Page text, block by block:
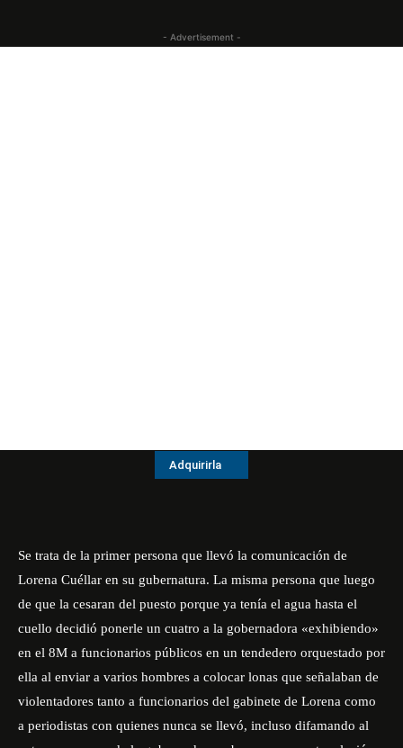
- Advertisement -
Adquirirla
Se trata de la primer persona que llevó la comunicación de
Lorena Cuéllar en su gubernatura. La misma persona que luego
de que la cesaran del puesto porque ya tenía el agua hasta el
cuello decidió ponerle un cuatro a la gobernadora «exhibiendo»
en el 8M a funcionarios públicos en un tendedero orquestado por
ella al enviar a varios hombres a colocar lonas que señalaban de
violentadores tanto a funcionarios del gabinete de Lorena como
a periodistas con quienes nunca se llevó, incluso difamando al